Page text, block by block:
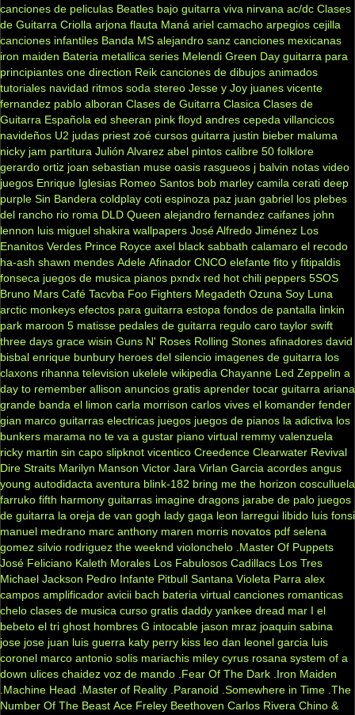
canciones de peliculas Beatles bajo guitarra viva nirvana ac/dc Clases
de Guitarra Criolla arjona flauta Maná ariel camacho arpegios cejilla
canciones infantiles Banda MS alejandro sanz canciones mexicanas
iron maiden Bateria metallica series Melendi Green Day guitarra para
principiantes one direction Reik canciones de dibujos animados
tutoriales navidad ritmos soda stereo Jesse y Joy juanes vicente
fernandez pablo alboran Clases de Guitarra Clasica Clases de
Guitarra Española ed sheeran pink floyd andres cepeda villancicos
navideños U2 judas priest zoé cursos guitarra justin bieber maluma
nicky jam partitura Julión Alvarez abel pintos calibre 50 folklore
gerardo ortiz joan sebastian muse oasis rasgueos j balvin notas video
juegos Enrique Iglesias Romeo Santos bob marley camila cerati deep
purple Sin Bandera coldplay coti espinoza paz juan gabriel los plebes
del rancho rio roma DLD Queen alejandro fernandez caifanes john
lennon luis miguel shakira wallpapers José Alfredo Jiménez Los
Enanitos Verdes Prince Royce axel black sabbath calamaro el recodo
ha-ash shawn mendes Adele Afinador CNCO elefante fito y fitipaldis
fonseca juegos de musica pianos pxndx red hot chili peppers 5SOS
Bruno Mars Café Tacvba Foo Fighters Megadeth Ozuna Soy Luna
arctic monkeys efectos para guitarra estopa fondos de pantalla linkin
park maroon 5 matisse pedales de guitarra regulo caro taylor swift
three days grace wisin Guns N' Roses Rolling Stones afinadores david
bisbal enrique bunbury heroes del silencio imagenes de guitarra los
claxons rihanna television ukelele wikipedia Chayanne Led Zeppelin a
day to remember allison anuncios gratis aprender tocar guitarra ariana
grande banda el limon carla morrison carlos vives el komander fender
gian marco guitarras electricas juegos juegos de pianos la adictiva los
bunkers marama no te va a gustar piano virtual remmy valenzuela
ricky martin sin capo slipknot vicentico Creedence Clearwater Revival
Dire Straits Marilyn Manson Victor Jara Virlan Garcia acordes angus
young autodidacta aventura blink-182 bring me the horizon cosculluela
farruko fifth harmony guitarras imagine dragons jarabe de palo juegos
de guitarra la oreja de van gogh lady gaga leon larregui libido luis fonsi
manuel medrano marc anthony maren morris novatos pdf selena
gomez silvio rodriguez the weeknd violonchelo .Master Of Puppets
José Feliciano Kaleth Morales Los Fabulosos Cadillacs Los Tres
Michael Jackson Pedro Infante Pitbull Santana Violeta Parra alex
campos amplificador avicii bach bateria virtual canciones romanticas
chelo clases de musica curso gratis daddy yankee dread mar I el
bebeto el tri ghost hombres G intocable jason mraz joaquin sabina
jose jose juan luis guerra katy perry kiss leo dan leonel garcia luis
coronel marco antonio solis mariachis miley cyrus rosana system of a
down ulices chaidez voz de mando .Fear Of The Dark .Iron Maiden
.Machine Head
.Master of Reality .Paranoid .Somewhere in Time .The
Number Of The Beast Ace Freley Beethoven Carlos Rivera Chino &